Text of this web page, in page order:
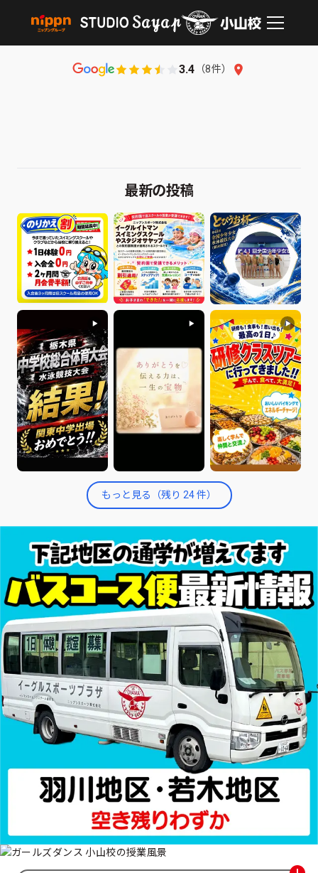
スタジオサヤップ小山校
はじめて1日体験会：夏休み開催、500円（税込）、全クラス対象、
3.4 （8件）
最新の投稿
もっと見る（残り 24件）